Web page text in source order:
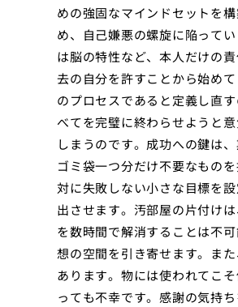
めの強固なマインドセットを
め、自己嫌悪の螺旋に陥って
は脳の特性など、本人だけの
去の自分を許すことから始め
のプロセスであると定義し直
べてを完璧に終わらせようと
しまうのです。成功への鍵は
ゴミ袋一つ分だけ不要なもの
対に失敗しない小さな目標を
出させます。汚部屋の片付け
を数時間で解消することは不
想の空間を引き寄せます。ま
あります。物には使われてこ
っても不幸です。感謝の気持